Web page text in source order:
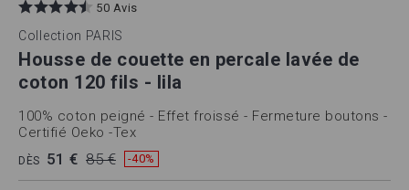
50 Avis
Collection PARIS
Housse de couette en percale lavée de
coton 120 fils - lila
100% coton peigné - Effet froissé - Fermeture boutons -
Certifié Oeko -Tex
DÈS 51 € 85 € -40%